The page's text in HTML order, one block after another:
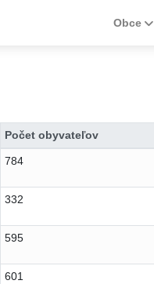
Obce
Počet obyvateľov
784
332
595
601